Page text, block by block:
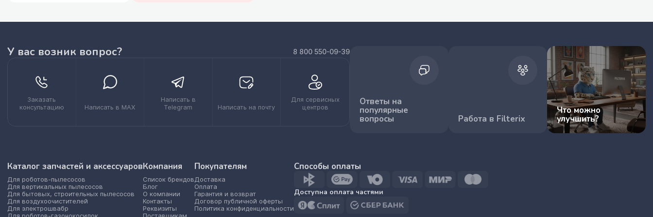
У вас возник вопрос? 8 800 550-09-39
Заказать
консультацию
Написать в MAX
Написать в
Telegram
Написать на почту
Для сервисных
центров
Ответы на
популярные
вопросы Работа в Filterix
Что можно
улучшить?
Каталог запчастей и аксессуаров
Для роботов-пылесосов
Для вертикальных пылесосов
Для бытовых, строительных пылесосов
Для воздухоочистителей
Для электрошвабр
Компания
Список брендов
Блог
О компании
Контакты
Реквизиты
Покупателям
Доставка
Оплата
Гарантия и возврат
Договор публичной оферты
Политика конфиденциальности
Способы оплаты
Доступна оплата частями